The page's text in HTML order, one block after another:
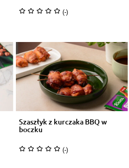
(-)
Szaszłyk z kurczaka BBQ w
boczku
(-)